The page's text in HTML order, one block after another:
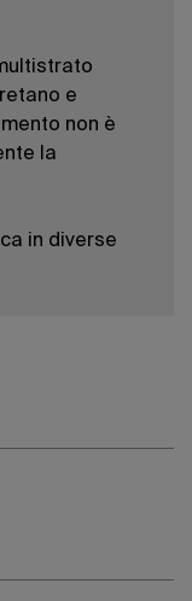
e
non è
la
in diverse